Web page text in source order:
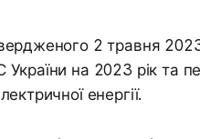
2 травня
України на 2023 рік та
енергії.